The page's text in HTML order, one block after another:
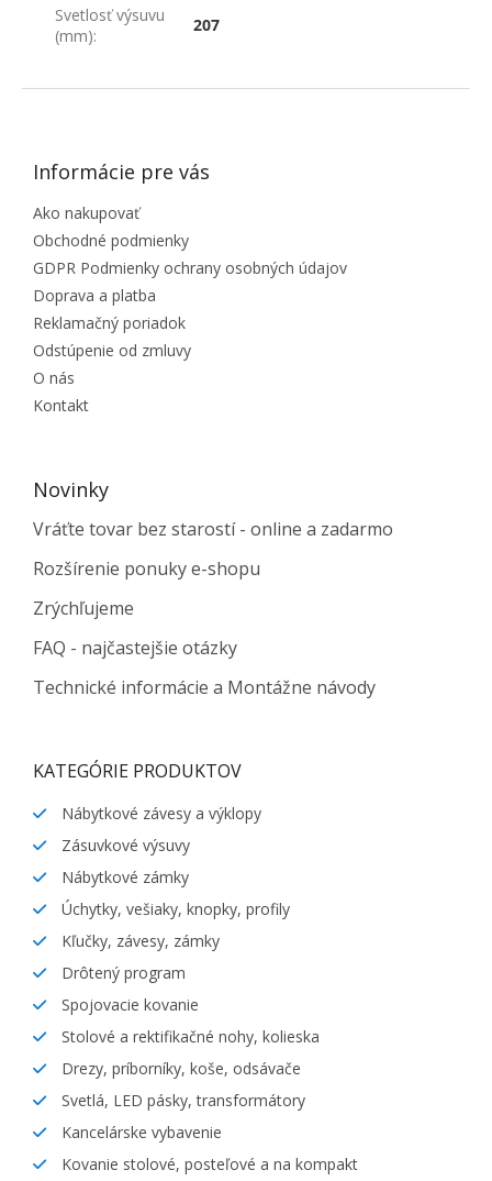
Svetlosť výsuvu
(mm):
207
ZÁPÄTIE
Informácie pre vás
Ako nakupovať
Obchodné podmienky
GDPR Podmienky ochrany osobných údajov
Doprava a platba
Reklamačný poriadok
Odstúpenie od zmluvy
O nás
Kontakt
Novinky
Vráťte tovar bez starostí - online a zadarmo
Rozšírenie ponuky e-shopu
Zrýchľujeme
FAQ - najčastejšie otázky
Technické informácie a Montážne návody
KATEGÓRIE PRODUKTOV
Nábytkové závesy a výklopy
Zásuvkové výsuvy
Nábytkové zámky
Úchytky, vešiaky, knopky, profily
Kľučky, závesy, zámky
Drôtený program
Spojovacie kovanie
Stolové a rektifikačné nohy, kolieska
Drezy, príborníky, koše, odsávače
Svetlá, LED pásky, transformátory
Kancelárske vybavenie
Kovanie stolové, posteľové a na kompakt